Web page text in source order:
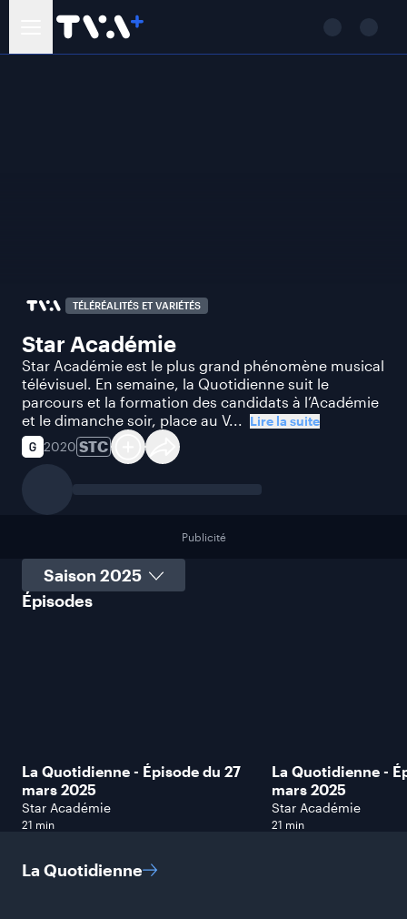
TÉLÉRÉALITÉS ET VARIÉTÉS
Star Académie
Star Académie est le plus grand phénomène musical
télévisuel. En semaine, la Quotidienne suit le
parcours et la formation des candidats à l’Académie
et le dimanche soir, place au V... Lire la suite
2020 STC
Publicité
Sélectionner une saison
Épisodes
La Quotidienne - Épisode du 27
mars 2025
Star Académie
21 min
La Quotidienne -
mars 2025
Star Académie
21 min
La Quotidienne